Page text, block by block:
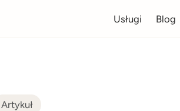
Usługi Blog
Artykuł